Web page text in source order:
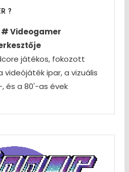
?
Videogamer
játékos, fokozott
videójáték ipar, a vizuális
és a 80'-as évek